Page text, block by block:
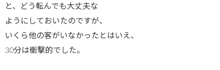
と、どう転んでも大丈夫な
ようにしておいたのですが、
いくら他の客がいなかったとはいえ、
30分は衝撃的でした。